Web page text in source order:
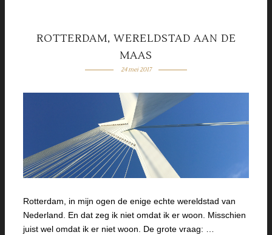
ROTTERDAM, WERELDSTAD AAN DE
MAAS
24 mei 2017
Rotterdam, in mijn ogen de enige echte wereldstad van
Nederland. En dat zeg ik niet omdat ik er woon. Misschien
juist wel omdat ik er niet woon. De grote vraag: …